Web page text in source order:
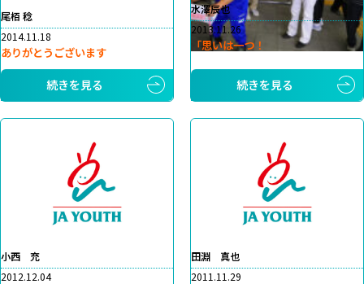
尾栢 稔
2014.11.18
ありがとうございます
続きを見る
水澤辰也
2013.11.26
「思いは一つ！
続きを見る
小西 充
2012.12.04
田淵 真也
2011.11.29